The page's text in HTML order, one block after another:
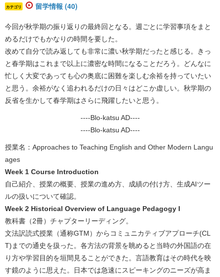
カテゴリ 留学情報 (40)
今回が秋学期の振り返りの最終回となる。週ごとに学習事項をまと
めるだけでもかなりの時間を要した。
改めて自分で読み返しても非常に濃い秋学期だったと感じる。きっ
と春学期はこれまで以上に濃密な時間になることだろう。どんなに
忙しく大変であっても心の奥底に困難を楽しむ余裕を持っていたい
と思う。余裕がなく追われるだけの日々はどこか虚しい。秋学期の
反省を生かして春学期はさらに飛躍したいと思う。
----Blo-katsu AD----
----Blo-katsu AD----
授業名：Approaches to Teaching English and Other Modern Langu
ages
Week 1 Course Introduction
自己紹介、授業の概要、授業の進め方、成績の付け方、生成AIツー
ルの扱いについて確認。
Week 2 Historical Overview of Language Pedagogy I
教科書（2冊）チャプターリーディング。
文法訳読式授業（通称GTM）からコミュニカティブアプローチ(CL
T)までの通史を扱った。各方法の背景を眺めると当時の外国語の在
り方や学習目的を垣間見ることができた。言語教育はその時代を映
す鏡のように思えた。日本では急速にスピーキングのニーズが高ま